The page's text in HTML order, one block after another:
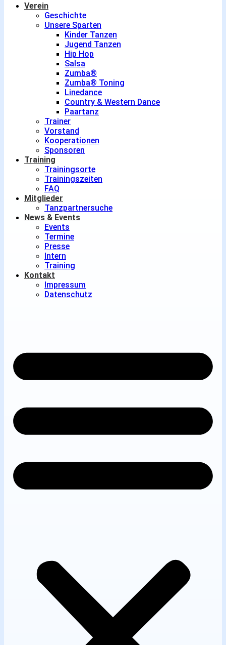
Verein
Geschichte
Unsere Sparten
Kinder Tanzen
Jugend Tanzen
Hip Hop
Salsa
Zumba®
Zumba® Toning
Linedance
Country & Western Dance
Paartanz
Trainer
Vorstand
Kooperationen
Sponsoren
Training
Trainingsorte
Trainingszeiten
FAQ
Mitglieder
Tanzpartnersuche
News & Events
Events
Termine
Presse
Intern
Training
Kontakt
Impressum
Datenschutz